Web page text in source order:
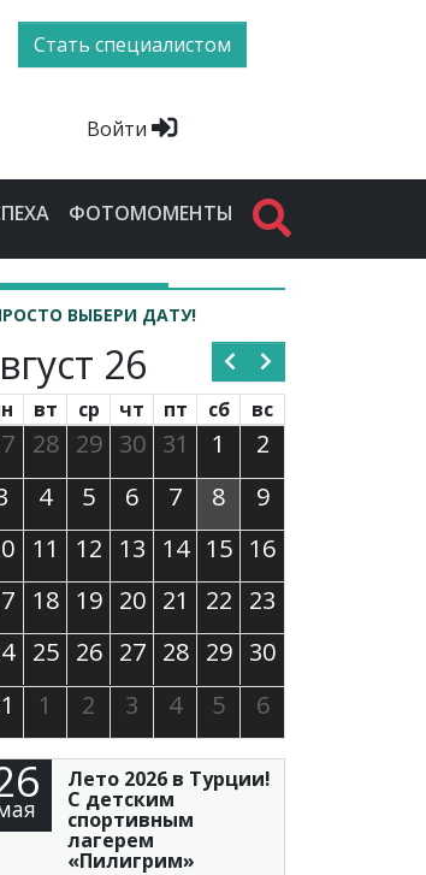
Стать специалистом
Войти
ФОТОМОМЕНТЫ
ВЫБЕРИ ДАТУ!
26
вт ср чт пт сб вс
28 29 30 31 1
2
4 5 6 7 8
9
11 12 13 14 15 16
18 19 20 21 22 23
25 26 27 28 29 30
1 2 3 4 5 6
Лето 2026 в Турции!
С детским
спортивным
лагерем
«Пилигрим»